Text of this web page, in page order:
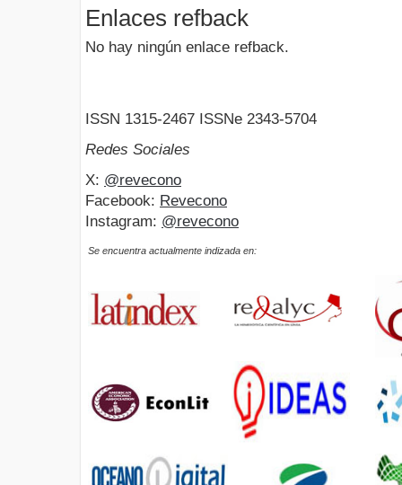
Enlaces refback
No hay ningún enlace refback.
ISSN 1315-2467 ISSNe 2343-5704
Redes Sociales
X: @revecono
Facebook: Revecono
Instagram: @revecono
Se encuentra actualmente indizada en: